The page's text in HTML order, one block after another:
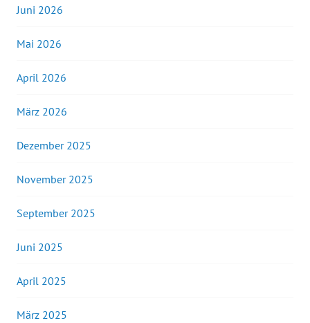
Juni 2026
Mai 2026
April 2026
März 2026
Dezember 2025
November 2025
September 2025
Juni 2025
April 2025
März 2025